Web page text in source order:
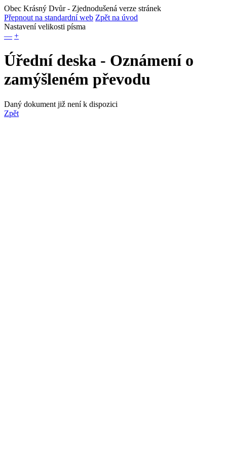
Obec Krásný Dvůr- Zjednodušená verze stránek
Přepnout na standardní web Zpět na úvod
Nastavení velikosti písma
— +
Úřední deska - Oznámení o
zamýšleném převodu
Daný dokument již není k dispozici
Zpět